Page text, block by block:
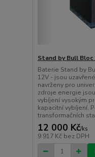
Stand by Bull Bloc
Baterie Stand by
12V - jsou
navrženy pro
zdroje energie
vybíjení vysokým
kapacitní vybíjení.
transformačních
12 000 Kč/ks
9 917 Kč bez DPH